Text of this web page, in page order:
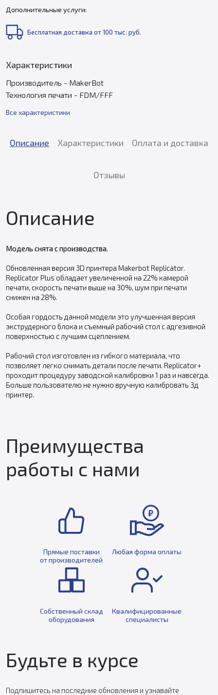
Дополнительные услуги:
Бесплатная доставка от 100 тыс. руб.
Характеристики
Производитель - MakerBot
Технология печати - FDM/FFF
Все характеристики
Описание Характеристики Оплата и доставка
Отзывы
Описание
Модель снята с производства.
Обновленная версия 3D принтера Makerbot Replicator.
Replicator Plus обладает увеличенной на 22% камерой
печати, скорость печати выше на 30%, шум при печати
снижен на 28%.
Особая гордость данной модели это улучшенная версия
экструдерного блока и съемный рабочий стол с адгезивной
поверхностью с лучшим сцеплением.
Рабочий стол изготовлен из гибкого материала, что
позволяет легко снимать детали после печати. Replicator+
проходит процедуру заводской калибровки 1 раз и навсегда.
Больше пользователю не нужно вручную калибровать 3д
принтер.
Преимущества
работы с нами
Прямые поставки
от производителей
Любая форма оплаты
Собственный склад
оборудования
Квалифицированные
специалисты
Будьте в курсе
Подпишитесь на последние обновления и узнавайте